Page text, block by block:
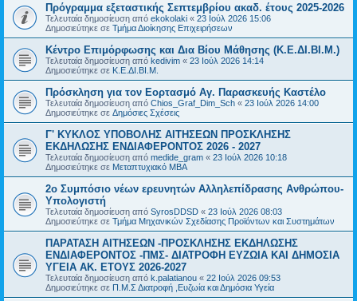
Πρόγραμμα εξεταστικής Σεπτεμβρίου ακαδ. έτους 2025-2026
Τελευταία δημοσίευση από ekokolaki « 23 Ιούλ 2026 15:06
Δημοσιεύτηκε σε Τμήμα Διοίκησης Επιχειρήσεων
Κέντρο Επιμόρφωσης και Δια Βίου Μάθησης (Κ.Ε.ΔΙ.ΒΙ.Μ.)
Τελευταία δημοσίευση από kedivim « 23 Ιούλ 2026 14:14
Δημοσιεύτηκε σε Κ.Ε.ΔΙ.ΒΙ.Μ.
Πρόσκληση για τον Εορτασμό Αγ. Παρασκευής Καστέλο
Τελευταία δημοσίευση από Chios_Graf_Dim_Sch « 23 Ιούλ 2026 14:00
Δημοσιεύτηκε σε Δημόσιες Σχέσεις
Γ' ΚΥΚΛΟΣ ΥΠΟΒΟΛΗΣ ΑΙΤΗΣΕΩΝ ΠΡΟΣΚΛΗΣΗΣ
ΕΚΔΗΛΩΣΗΣ ΕΝΔΙΑΦΕΡΟΝΤΟΣ 2026 - 2027
Τελευταία δημοσίευση από medide_gram « 23 Ιούλ 2026 10:18
Δημοσιεύτηκε σε Μεταπτυχιακό MBA
2ο Συμπόσιο νέων ερευνητών Αλληλεπίδρασης Ανθρώπου-
Υπολογιστή
Τελευταία δημοσίευση από SyrosDDSD « 23 Ιούλ 2026 08:03
Δημοσιεύτηκε σε Τμήμα Μηχανικών Σχεδίασης Προϊόντων και Συστημάτων
ΠΑΡΑΤΑΣΗ ΑΙΤΗΣΕΩΝ -ΠΡΟΣΚΛΗΣΗΣ ΕΚΔΗΛΩΣΗΣ
ΕΝΔΙΑΦΕΡΟΝΤΟΣ -ΠΜΣ- ΔΙΑΤΡΟΦΗ ΕΥΖΩΙΑ ΚΑΙ ΔΗΜΟΣΙΑ
ΥΓΕΙΑ AK. ETOYΣ 2026-2027
Τελευταία δημοσίευση από k.palatianou « 22 Ιούλ 2026 09:53
Δημοσιεύτηκε σε Π.Μ.Σ Διατροφή ,Ευζωία και Δημόσια Υγεία